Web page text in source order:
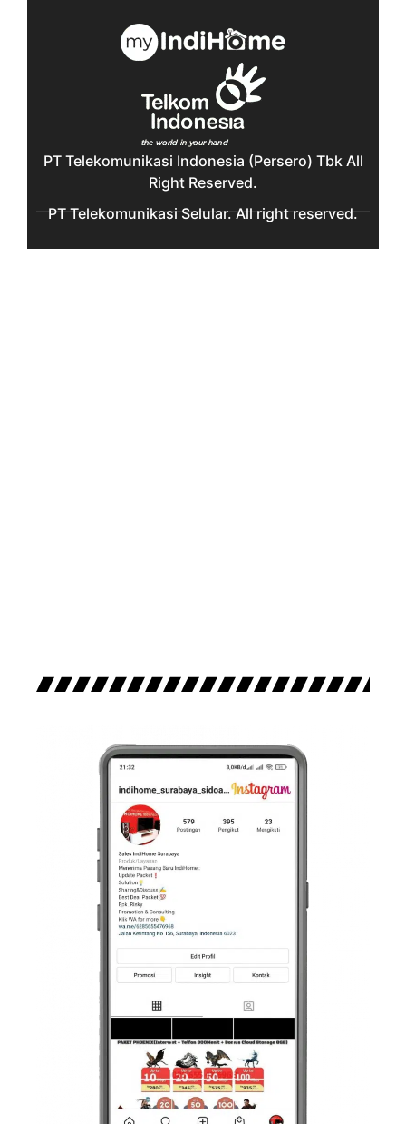
PT Telekomunikasi Indonesia (Persero) Tbk All
Right Reserved.
PT Telekomunikasi Selular. All right reserved.